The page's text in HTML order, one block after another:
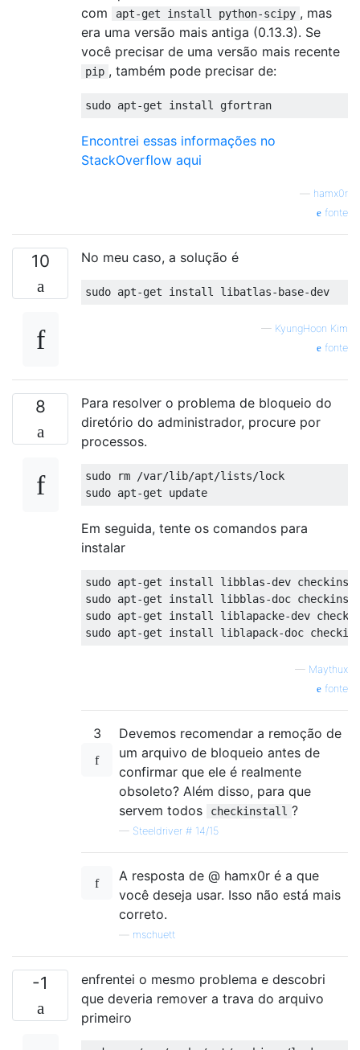
com
apt-get install python-scipy , mas
era uma versão mais antiga (0.13.3). Se
você precisar de uma versão mais recente
pip , também pode precisar de:
Encontrei essas informações no
StackOverflow aqui
hamx0r
fonte
10 No meu caso, a solução é
— KyungHoon Kim
fonte
8
Para resolver o problema de bloqueio do
diretório do administrador, procure por
processos.
sudo rm /var/lib/apt/lists/lock
Em seguida, tente os comandos para
instalar
sudo apt-get install libblas-dev
sudo apt-get install libblas-doc
sudo apt-get install liblapacke-dev
— Maythux
fonte
3
Devemos recomendar a remoção de
um arquivo de bloqueio antes de
confirmar que ele é realmente
obsoleto? Além disso, para que
servem todos
checkinstall ?
— Steeldriver # 14/15
A resposta de @ hamx0r é a que
você deseja usar. Isso não está mais
correto.
mschuett
-1
enfrentei o mesmo problema e descobri
que deveria remover a trava do arquivo
primeiro